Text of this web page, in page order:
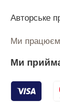
Авторське
Ми
Ми